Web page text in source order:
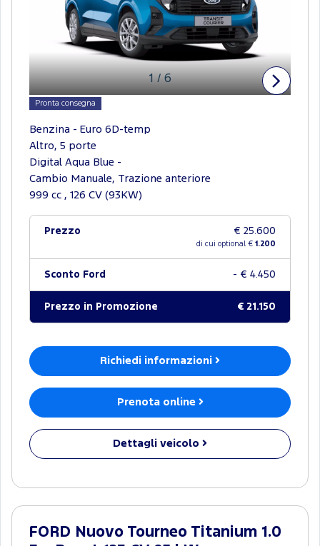
1/6
Pronta consegna
Benzina - Euro 6D-temp
Altro, 5 porte
Digital Aqua Blue -
Cambio Manuale, Trazione anteriore
999 cc , 126 CV (93KW)
Prezzo € 25.600
di cui optional € 1.200
Sconto Ford - € 4.450
Prezzo in Promozione € 21.150
Richiedi informazioni
Prenota online
Dettagli veicolo
FORD Nuovo Tourneo Titanium 1.0